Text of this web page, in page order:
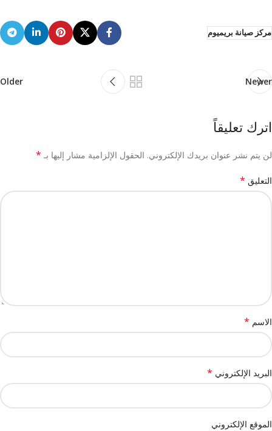
مركز صيانة بريميوم
Newer
Older
اترك تعليقاً
لن يتم نشر عنوان بريدك الإلكتروني. الحقول الإلزامية مشار إليها بـ *
التعليق *
الاسم *
البريد الإلكتروني *
الموقع الإلكتروني